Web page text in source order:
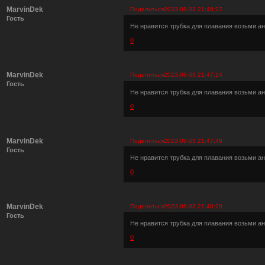
Поделиться2023-08-03 21:46:27
MarvinDek
Гость
Не нравится трубка для плавания возьми
0
Поделиться2023-08-03 21:47:14
MarvinDek
Гость
Не нравится трубка для плавания возьми
0
Поделиться2023-08-03 21:47:49
MarvinDek
Гость
Не нравится трубка для плавания возьми
0
Поделиться2023-08-03 21:48:29
MarvinDek
Гость
Не нравится трубка для плавания возьми
0